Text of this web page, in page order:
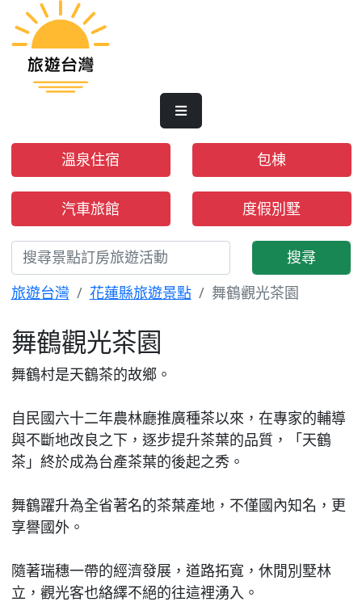
溫泉住宿 包棟
汽車旅館 度假別墅
搜尋
旅遊台灣
花蓮縣旅遊景點 舞鶴觀光茶園
舞鶴觀光茶園
舞鶴村是天鶴茶的故鄉。
自民國六十二年農林廳推廣種茶以來，在專家的輔導
與不斷地改良之下，逐步提升茶葉的品質，「天鶴
茶」終於成為台產茶葉的後起之秀。
舞鶴躍升為全省著名的茶葉產地，不僅國內知名，更
享譽國外。
隨著瑞穗一帶的經濟發展，道路拓寬，休閒別墅林
立，觀光客也絡繹不絕的往這裡湧入。